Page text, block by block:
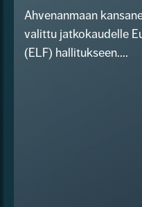
Ahvenanmaan
valittu jatkokaudelle
(ELF) hallitukseen....